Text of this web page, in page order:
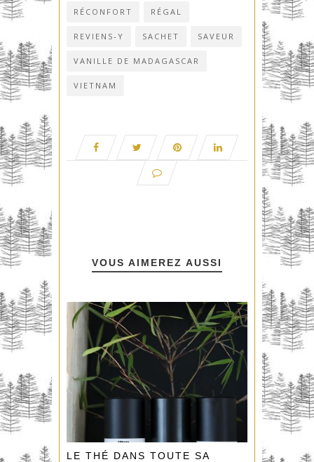
RÉCONFORT RÉGAL
REVIENS-Y SACHET SAVEUR
VANILLE DE MADAGASCAR
VIETNAM
VOUS AIMEREZ AUSSI
LE THÉ DANS TOUTE SA